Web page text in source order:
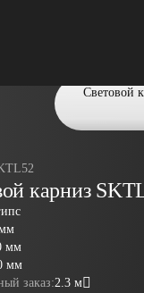
карниз
мм
мм
заказ:2.3 м
Световой